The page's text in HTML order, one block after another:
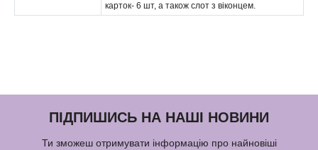
карток- 6 шт, а також слот з віконцем.
ПІДПИШИСЬ НА НАШІ НОВИНИ
Ти зможеш отримувати інформацію про найновіші